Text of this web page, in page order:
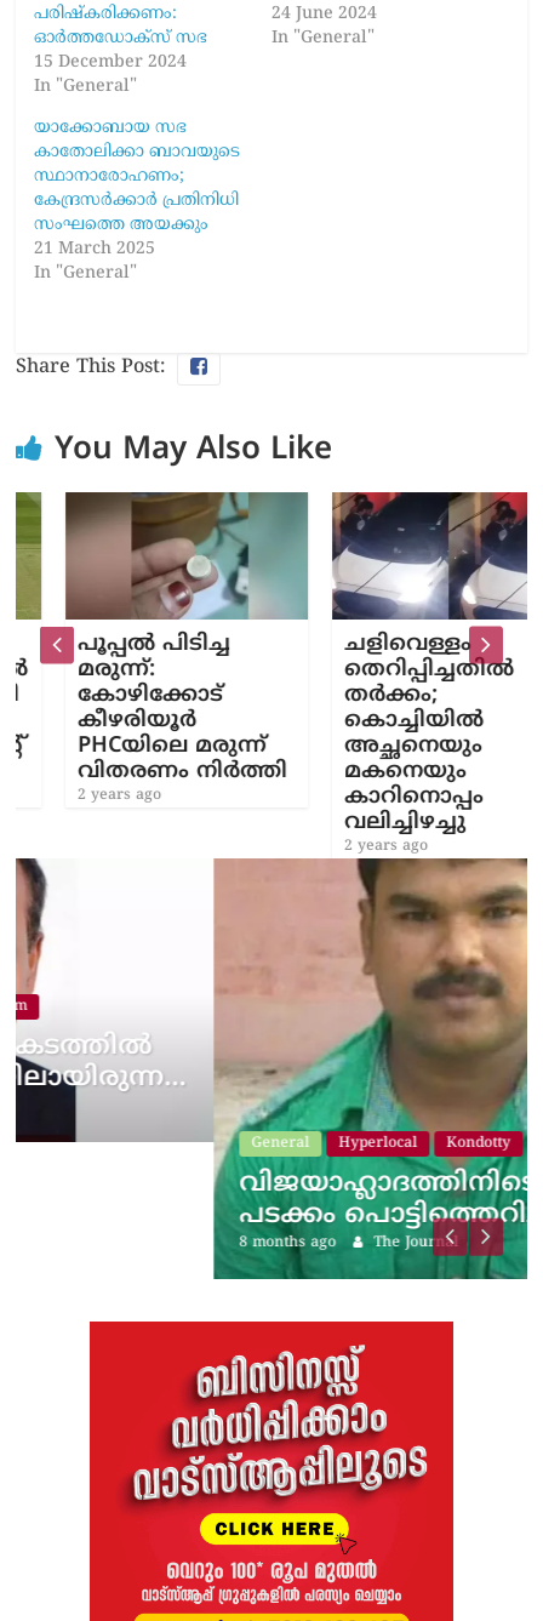
പരിഷ്കരിക്കണം:
ഓർത്തഡോക്സ് സഭ
15 December 2024
In "General"
24 June 2024
In "General"
യാക്കോബായ സഭ
കാതോലിക്കാ ബാവയുടെ
സ്ഥാനാരോഹണം;
കേന്ദ്രസർക്കാർ പ്രതിനിധി
സംഘത്തെ അയക്കും
21 March 2025
In "General"
Share This Post:
You May Also Like
പൂപ്പൽ പിടിച്ച
മരുന്ന്:
കോഴിക്കോട്
കീഴരിയൂർ
PHCയിലെ മരുന്ന്
വിതരണം നിർത്തി
2 years ago
ചളിവെള്ളം
തെറിപ്പിച്ചതിൽ
തർക്കം;
കൊച്ചിയിൽ
അച്ഛനെയും
മകനെയും
കാറിനൊപ്പം
വലിച്ചിഴച്ചു
2 years ago
General Hyperlocal Kondotty
വിജയാഹ്ലാദത്തിനിടെ സ്കൂട്ടറിലെ
പടക്കം പൊട്ടിത്തെറിച്ചു;…
The Journal